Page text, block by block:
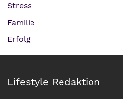
Stress
Familie
Erfolg
Lifestyle Redaktion